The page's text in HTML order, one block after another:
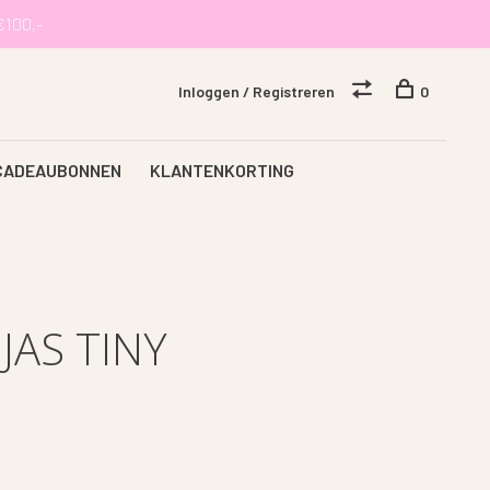
KLANTENKORTING
Inloggen / Registreren 0
TINY